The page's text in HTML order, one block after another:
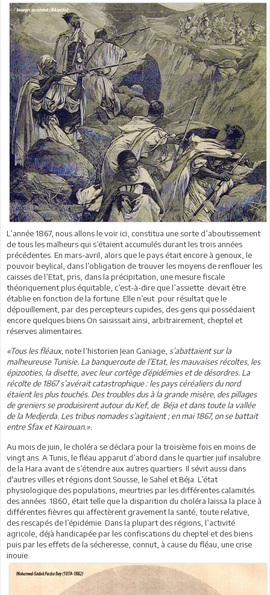
L’année 1867, nous allons le voir ici, constitua une sorte d’aboutissement
de tous les malheurs qui s’étaient accumulés durant les trois années
précédentes. En mars-avril, alors que le pays était encore à genoux, le
pouvoir beylical, dans l’obligation de trouver les moyens de renflouer les
caisses de l’Etat, pris, dans la précipitation, une mesure fiscale
théoriquement plus équitable, c’est-à-dire que l’assiette devait être
établie en fonction de la fortune. Elle n’eut pour résultat que le
dépouillement, par des percepteurs cupides, des gens qui possédaient
encore quelques biens.On saisissait ainsi, arbitrairement, cheptel et
réserves alimentaires.
«Tous les fléaux, note l’historien Jean Ganiage, s’abattaient sur la
malheureuse Tunisie. La banqueroute de l’Etat, les mauvaises récoltes, les
épizooties, la disette, avec leur cortège d’épidémies et de désordres. La
récolte de 1867 s’avérait catastrophique : les pays céréaliers du nord
étaient les plus touchés. Des troubles dus à la grande misère, des pillages
de greniers se produisirent autour du Kef, de Béja et dans toute la vallée
de la Medjerda. Les tribus nomades s’agitaient ; en mai 1867, on se battait
entre Sfax et Kairouan.».
Au mois de juin, le choléra se déclara pour la troisième fois en moins de
vingt ans. A Tunis, le fléau apparut d’abord dans le quartier juif insalubre
de la Hara avant de s’étendre aux autres quartiers. Il sévit aussi dans
d'autres villes et régions dont Sousse, le Sahel et Béja. L’état
physiologique des populations, meurtries par les différentes calamités
des années 1860, était telle que la disparition du choléra laissa la place à
différentes fièvres qui affectèrent gravement la santé, toute relative,
des rescapés de l’épidémie. Dans la plupart des régions, l’activité
agricole, déjà handicapée par les confiscations du cheptel et des biens
puis par les effets de la sécheresse, connut, à cause du fléau, une crise
inouïe.